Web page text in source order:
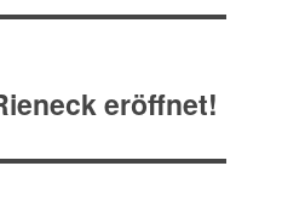
eröffnet!